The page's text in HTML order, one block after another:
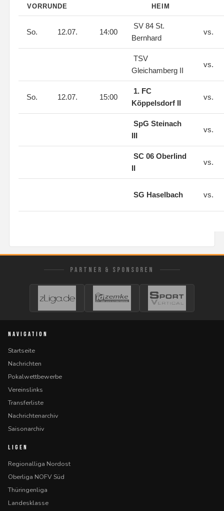
VORRUNDE HEIM
So. 12.07. 14:00
SV 84 St.
Bernhard
vs.
TSV
Gleichamberg II
vs.
So. 12.07. 15:00
1. FC
Köppelsdorf II
vs.
SpG Steinach
III
vs.
SC 06 Oberlind
II
vs.
SG Haselbach vs.
PARTNER & SPONSOREN
NAVIGATION
Startseite
Nachrichten
Pokalwettbewerbe
Vereinslinks
Transferliste
Nachrichtenarchiv
Saisonarchiv
LIGEN
Regionalliga Nordost
Oberliga NOFV Süd
Thüringenliga
Landesklasse